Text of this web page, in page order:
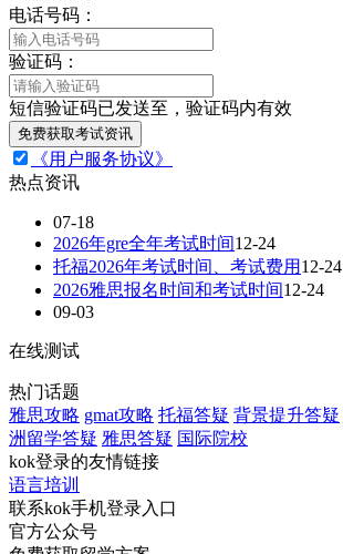
电话号码：
验证码：
短信验证码已发送至，验证码内有效
免费获取考试资讯
《用户服务协议》
热点资讯
07-18
2026年gre全年考试时间12-24
托福2026年考试时间、考试费用 12-24
2026雅思报名时间和考试时间12-24
09-03
在线测试
热门话题
雅思攻略 gmat攻略 托福答疑 背景提升答疑
洲留学答疑 雅思答疑 国际院校
kok登录的友情链接
语言培训
联系kok手机登录入口
官方公众号